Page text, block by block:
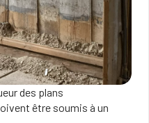
des plans
être soumis à un